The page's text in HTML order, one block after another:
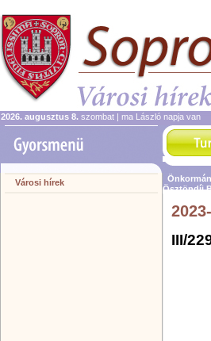
2026. augusztus 8. szombat | ma László napja van
Városi hírek
Ösztöndíj
III/